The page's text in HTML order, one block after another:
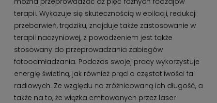
terapii. Wykazuje się skutecznością w epilacji, redukcji
przebarwień, trądziku, znajduje także zastosowanie w
terapii naczyniowej, z powodzeniem jest także
stosowany do przeprowadzania zabiegów
fotoodmładzania. Podczas swojej pracy wykorzystuje
energię świetlną, jak również prąd o częstotliwości fal
radiowych. Ze względu na zróżnicowaną ich długość, a
także na to, że wiązka emitowanych przez laser